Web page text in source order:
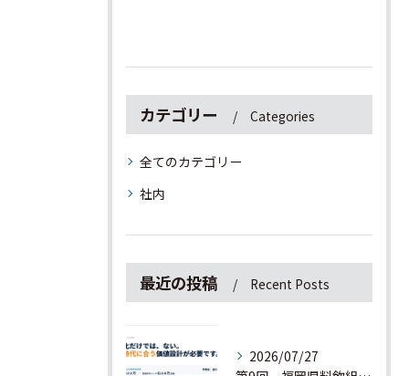
カテゴリー Categories
全てのカテゴリー
社内
最近の投稿 Recent Posts
2026/07/27